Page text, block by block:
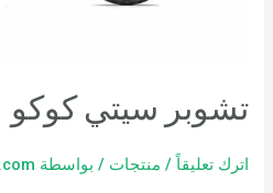
تشوبر سيتي كوكو
اترك تعليقاً / منتجات / بواسطة